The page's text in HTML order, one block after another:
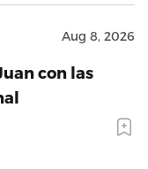
Aug 8, 2026
con las